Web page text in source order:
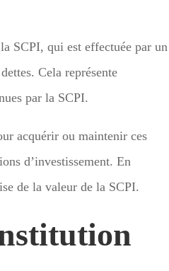
SCPI, qui est effectuée par un
Cela représente
par la SCPI.
acquérir ou maintenir ces
d’investissement. En
de la valeur de la SCPI.